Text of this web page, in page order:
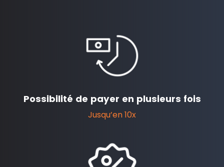
Possibilité de payer en plusieurs fois
Jusqu’en 10x